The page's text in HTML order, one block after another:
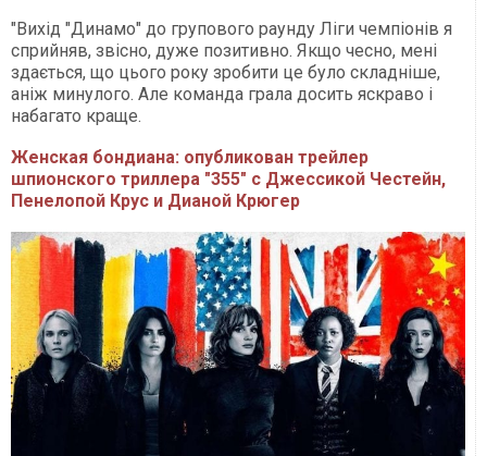
"Вихід "Динамо" до групового раунду Ліги чемпіонів я
сприйняв, звісно, дуже позитивно. Якщо чесно, мені
здається, що цього року зробити це було складніше,
аніж минулого. Але команда грала досить яскраво і
набагато краще.
Женская бондиана: опубликован трейлер
шпионского триллера "355" с Джессикой Честейн,
Пенелопой Крус и Дианой Крюгер